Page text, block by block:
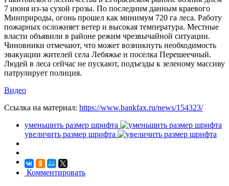
7 июня из-за сухой грозы. По последним данным краевого
Минприроды, огонь прошел как минимум 720 га леса. Работу
пожарных осложняет ветер и высокая температура. Местные
власти объявили в районе режим чрезвычайной ситуации.
Чиновники отмечают, что может возникнуть необходимость
эвакуации жителей села Лебяжье и поселка Перешеечный.
Людей в леса сейчас не пускают, подъезды к зеленому массиву
патрулирует полиция.
Видео
Ссылка на материал: https://www.bankfax.ru/news/154323/
уменьшить размер шрифта
увеличить размер шрифта
Комментировать